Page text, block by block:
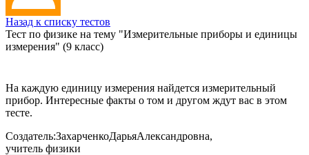
Назад к списку тестов
Тест по физике на тему "Измерительные приборы и единицы
измерения" (9 класс)
На каждую единицу измерения найдется измерительный
прибор. Интересные факты о том и другом ждут вас в этом
тесте.
Создатель:ЗахарченкоДарьяАлександровна,
учитель физики